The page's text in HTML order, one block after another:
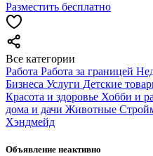
Разместить бесплатно
Все категории
Работа Работа за границей
Бизнеса Услуги Детские
Красота и здоровье Хобби и
дома и дачи Животные
Хэндмейд
Объявление неактивно